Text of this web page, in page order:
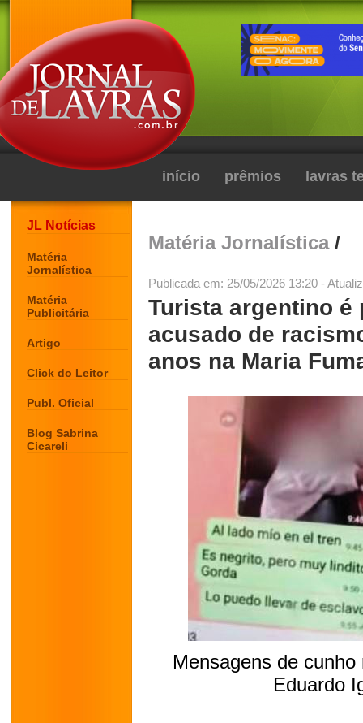
início prêmios lavras
JL Notícias
Matéria
Jornalística
Matéria
Publicitária
Artigo
Click do Leitor
Publ. Oficial
Blog Sabrina
Cicareli
Matéria Jornalística/
Publicada em: 25/05/2026 13:20 -
Turista argentino é
acusado de
anos na Maria
Mensagens de
Eduardo